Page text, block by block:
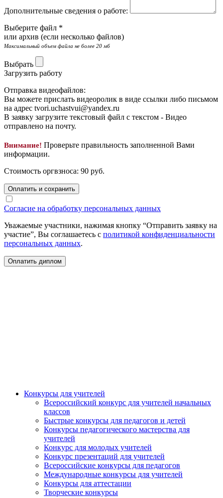
Дополнительные сведения о работе:
Выберите файл *
или архив (если несколько файлов)
Максимальный объем файла не более 20 мб
Выбрать
Загрузить работу
Отправка видеофайлов:
Вы можете прислать видеоролик в виде ссылки либо письмом
на адрес tvori.uchastvui@yandex.ru
В заявку загрузите текстовый файл с текстом - Видео
отправлено на почту.
Внимание! Проверьте правильность заполненной Вами
информации.
Стоимость оргвзноса: 90 руб.
Оплатить и сохранить
Согласие на обработку персональных данных
Уважаемые участники, нажимая кнопку “Отправить заявку на
участие”, Вы соглашаетесь с политикой конфиденциальности
персональных данных.
Конкурсы для учителей
Всероссийский конкурс для учителей начальных
классов
Быстрые конкурсы для педагогов и детей
Конкурсы педагогического мастерства для
учителей
Конкурс для молодых учителей
Конкурс презентаций для учителей
Всероссийские конкурсы для педагогов
Международные конкурсы для учителей
Конкурсы для аттестации
Творческие конкурсы